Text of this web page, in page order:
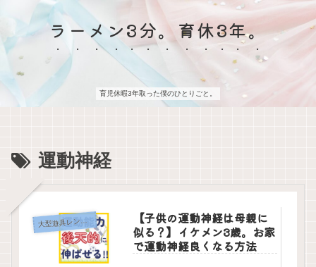
ラーメン3分。育休3年。
育児休暇3年取った僕のひとりごと。
運動神経
大
型遊具レンタル
【子供の運動神経は母親に
似る？】イケメン3歳。お家
で運動神経良くなる方法